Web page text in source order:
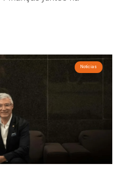
Notícias